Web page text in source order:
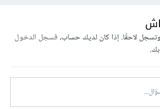
لاحقًا. إذا كان لديك حساب،فسجل الدخول